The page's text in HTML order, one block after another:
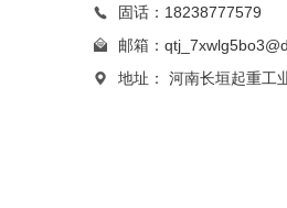
固话：18238777579
邮箱：
地址： 河南长垣起重工